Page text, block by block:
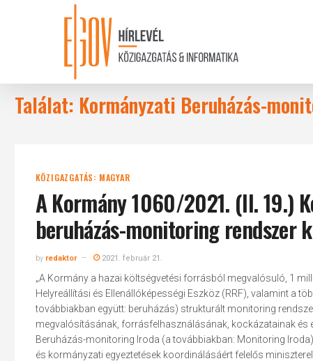
Találat: Kormányzati Beruházás-
KÖZIGAZGATÁS: MAGYAR
A Kormány 1060/2021. (II. 19.)
beruházás-monitoring rendszer
by redaktor 2021. február 21.
„A Kormány a hazai költségvetési forrásból megvalósuló, 1
Helyreállítási és Ellenállóképességi Eszköz (RRF), valamint a
továbbiakban együtt: beruházás) strukturált monitoring
megvalósításának, forrásfelhasználásának, kockázatainak és
Beruházás-monitoring Iroda (a továbbiakban: Monitoring
és kormányzati egyeztetések koordinálásáért felelős